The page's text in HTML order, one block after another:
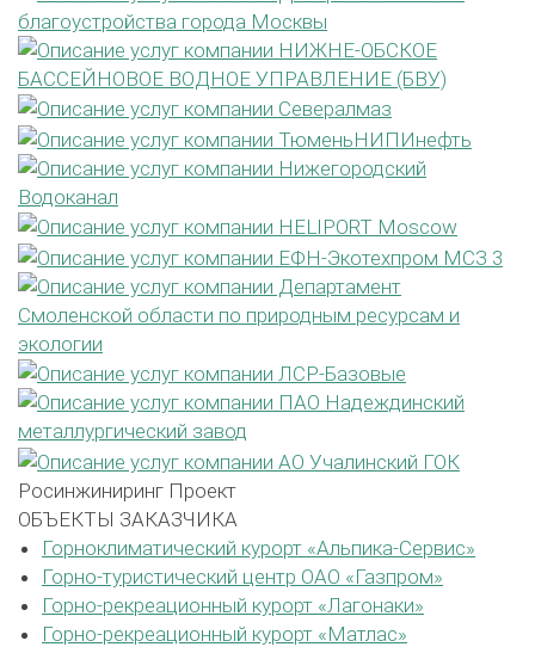
Росинжиниринг Проект
ОБЪЕКТЫ ЗАКАЗЧИКА
Горноклиматический курорт «Альпика-Сервис»
Горно-туристический центр ОАО «Газпром»
Горно-рекреационный курорт «Лагонаки»
Горно-рекреационный курорт «Матлас»